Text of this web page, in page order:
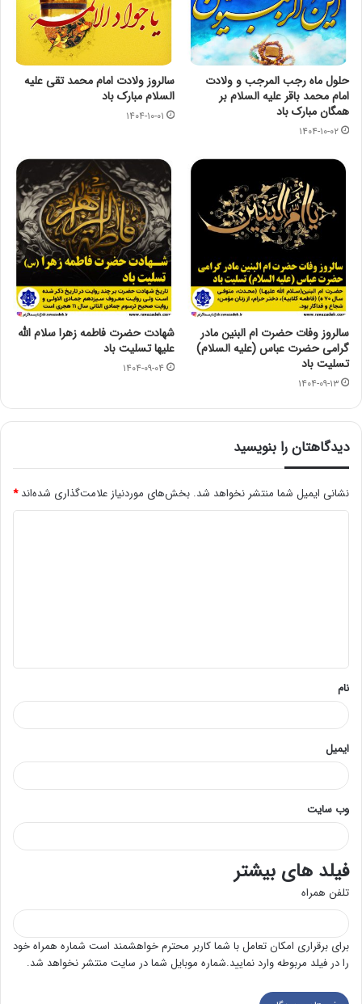
حلول ماه رجب المرجب و ولادت
امام محمد باقر علیه السلام بر
همگان مبارک باد
۱۴۰۴-۱۰-۰۲
سالروز ولادت امام محمد تقی عليه
السلام مبارک باد
۱۴۰۴-۱۰-۰۱
سالروز وفات حضرت ام البنین مادر
گرامی حضرت عباس (علیه السلام)
تسلیت باد
۱۴۰۴-۰۹-۱۳
شهادت حضرت فاطمه زهرا سلام الله
علیها تسلیت باد
۱۴۰۴-۰۹-۰۴
دیدگاهتان را بنویسید
نشانی ایمیل شما منتشر نخواهد شد. بخش‌های موردنیاز علامت‌گذاری شده‌اند*
*
نام
ایمیل
وب‌ سایت
فیلد های بیشتر
تلفن همراه
برای برقراری امکان تعامل با شما کاربر محترم خواهشمند است شماره همراه خود
را در فیلد مربوطه وارد نمایید.شماره موبایل شما در سایت منتشر نخواهد شد.